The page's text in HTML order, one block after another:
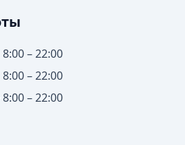
8:00 – 22:00
8:00 – 22:00
8:00 – 22:00